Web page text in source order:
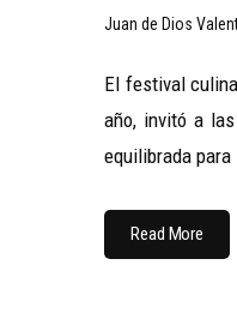
Juan de Dios
El festival
año, invitó a
equilibrada
Read More